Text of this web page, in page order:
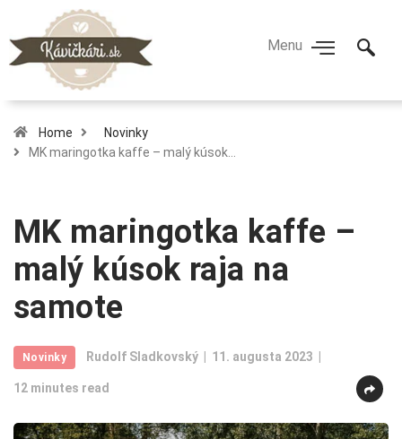
Home
Novinky
MK maringotka kaffe – malý kúsok…
MK maringotka kaffe –
malý kúsok raja na
samote
Novinky Rudolf Sladkovský 11. augusta 2023
12 minutes read